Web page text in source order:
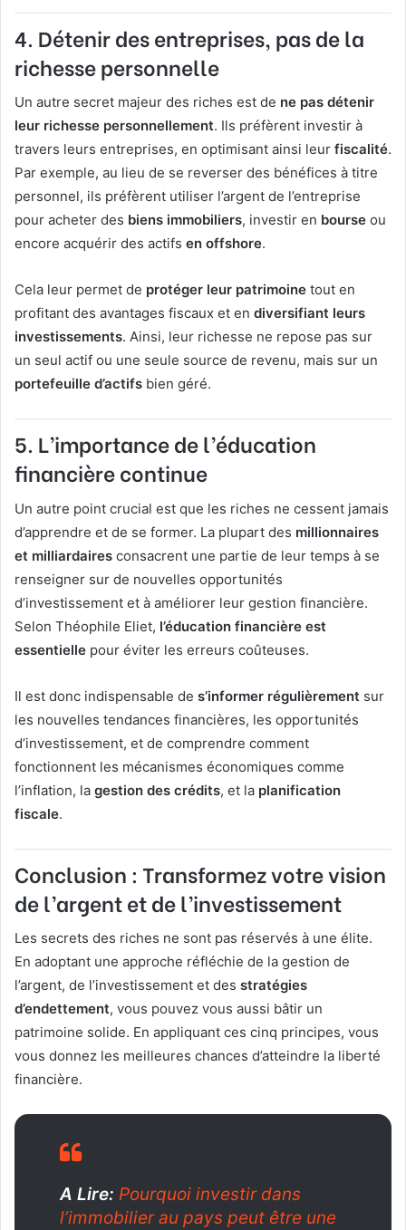
4. Détenir des entreprises, pas de la
richesse personnelle
Un autre secret majeur des riches est de ne pas détenir
leur richesse personnellement. Ils préfèrent investir à
travers leurs entreprises, en optimisant ainsi leur fiscalité.
Par exemple, au lieu de se reverser des bénéfices à titre
personnel, ils préfèrent utiliser l’argent de l’entreprise
pour acheter des biens immobiliers, investir en bourse ou
encore acquérir des actifs en offshore.
Cela leur permet de protéger leur patrimoine tout en
profitant des avantages fiscaux et en diversifiant leurs
investissements. Ainsi, leur richesse ne repose pas sur
un seul actif ou une seule source de revenu, mais sur un
portefeuille d’actifs bien géré.
5. L’importance de l’éducation
financière continue
Un autre point crucial est que les riches ne cessent jamais
d’apprendre et de se former. La plupart des millionnaires
et milliardaires consacrent une partie de leur temps à se
renseigner sur de nouvelles opportunités
d’investissement et à améliorer leur gestion financière.
Selon Théophile Eliet, l’éducation financière est
essentielle pour éviter les erreurs coûteuses.
Il est donc indispensable de s’informer régulièrement sur
les nouvelles tendances financières, les opportunités
d’investissement, et de comprendre comment
fonctionnent les mécanismes économiques comme
l’inflation, la gestion des crédits, et la planification
fiscale.
Conclusion : Transformez votre vision
de l’argent et de l’investissement
Les secrets des riches ne sont pas réservés à une élite.
En adoptant une approche réfléchie de la gestion de
l’argent, de l’investissement et des stratégies
d’endettement, vous pouvez vous aussi bâtir un
patrimoine solide. En appliquant ces cinq principes, vous
vous donnez les meilleures chances d’atteindre la liberté
financière.
A Lire: Pourquoi investir dans
l’immobilier au pays peut être une